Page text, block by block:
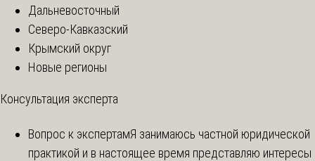
Дальневосточный
Северо-Кавказский
Крымский округ
Новые регионы
Консультация эксперта
Вопрос к экспертамЯ занимаюсь частной юридической
практикой и в настоящее время представляю интересы